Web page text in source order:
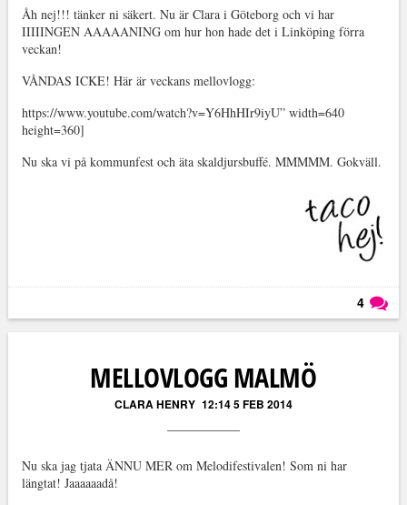
Åh nej!!! tänker ni säkert. Nu är Clara i Göteborg och vi har
IIIIINGEN AAAAANING om hur hon hade det i Linköping förra
veckan!
VÅNDAS ICKE! Här är veckans mellovlogg:
https://www.youtube.com/watch?v=Y6HhHIr9iyU” width=640
height=360]
Nu ska vi på kommunfest och äta skaldjursbuffé. MMMMM. Gokväll.
4
MELLOVLOGG MALMÖ
CLARA HENRY 12:14 5 FEB 2014
Nu ska jag tjata ÄNNU MER om Melodifestivalen! Som ni har
längtat! Jaaaaaadå!